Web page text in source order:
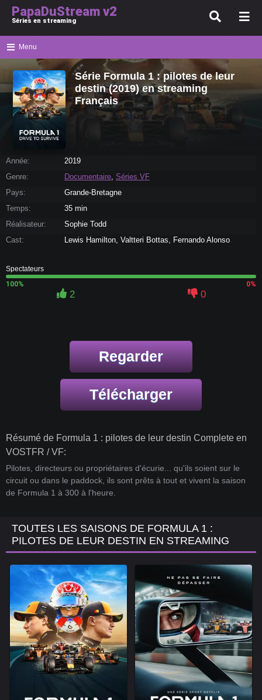
PapaDuStream v2
Séries en streaming
Menu
Série Formula 1 : pilotes de leur
destin (2019) en streaming
Français
Année:
2019
Genre:
Documentaire, Séries VF
Pays:
Grande-Bretagne
Temps:
35 min
Réalisateur:
Sophie Todd
Cast:
Lewis Hamilton, Valtteri Bottas, Fernando Alonso
Spectateurs
100%
0%
2 0
Regarder
Télécharger
Résumé de Formula 1 : pilotes de leur destin Complete en
VOSTFR / VF:
Pilotes, directeurs ou propriétaires d'écurie... qu'ils soient sur le
circuit ou dans le paddock, ils sont prêts à tout et vivent la saison
de Formula 1 à 300 à l'heure.
TOUTES LES SAISONS DE FORMULA 1 :
PILOTES DE LEUR DESTIN EN STREAMING